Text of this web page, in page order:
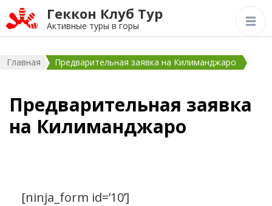
Геккон Клуб Тур
Активные туры в горы
Главная Предварительная заявка на Килиманджаро
Предварительная заявка
на Килиманджаро
[ninja_form id=’10’]